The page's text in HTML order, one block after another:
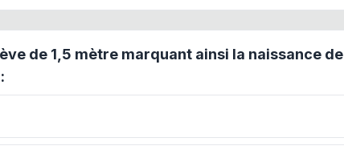
de 1,5 mètre marquant ainsi la naissance de